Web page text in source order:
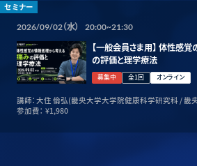
セミナー
2026/09/02（水） 20:00~21:30
【一般会員さま用】 体性感
の評価と理学療法
募集中 全1回 オンライン
講師：大住 倫弘(畿央大学大学院健康科学研究科 / 畿
ョン研究センター)
参加費： ¥1,980